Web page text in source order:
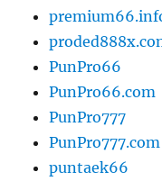
PunPro66
PunPro66.com
PunPro777
PunPro777.com
puntaek66